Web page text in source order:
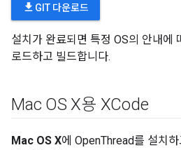
file_download GIT 다운로드
설치가 완료되면 특정 OS의 안내에
로드하고 빌드합니다.
Mac OS X용 XCode
Mac OS X에 OpenThread를 설치